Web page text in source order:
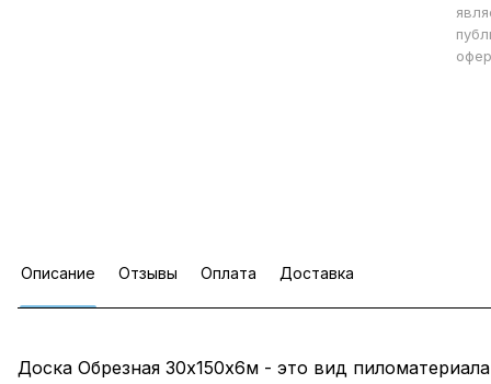
Описание Отзывы Оплата Доставка
Доска Обрезная 30х150х6м - это вид